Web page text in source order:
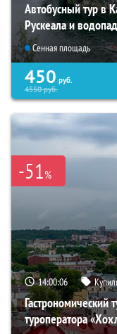
Автобусный тур в
Рускеала и
Сенная площадь
450 руб.
4550руб.
-51%
14:00:05
Гастрономический
туроператора